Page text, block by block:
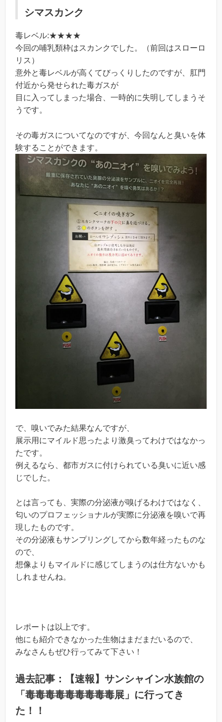
シマスカンク
毒レベル:★★★★
今回の哺乳類枠はスカンクでした。（前回はスローロ
リス）
意外と毒レベルが高くてびっくりしたのですが、肛門
付近から発せられた毒ガスが
目に入ってしまった場合、一時的に失明してしまうそ
うです。
その毒ガスについてなのですが、今回なんと臭いを体
験することができます。
で、嗅いでみた結果なんですが、
展示用にマイルド思ったより激臭ってわけではなかっ
たです。
例えるなら、都市ガスに付けられている臭いに近い感
じでした。
とは言っても、実際の分泌液が嗅げるわけではなく、
匂いのプロフェッショナルが実際に分泌液を嗅いで再
現したものです。
その分泌液もサンプリングしてから数年経ったものな
ので、
想像よりもマイルドに感じてしまうのは仕方ないかも
しれませんね。
レポートは以上です。
他にも紹介できなかった生物はまだまだいるので、
みなさんもぜひ行ってみて下さい！
過去記事：
【速報】サンシャイン水族館の
「毒毒毒毒毒毒毒毒毒展」に行ってき
た！！